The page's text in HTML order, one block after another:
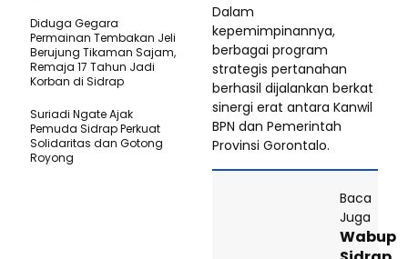
Dalam
kepemimpinannya,
berbagai program
strategis pertanahan
berhasil dijalankan berkat
sinergi erat antara Kanwil
BPN dan Pemerintah
Provinsi Gorontalo.
Baca
Juga
Wabup
Diduga Gegara
Permainan Tembakan Jeli
Berujung Tikaman Sajam,
Remaja 17 Tahun Jadi
Korban di Sidrap
Suriadi Ngate Ajak
Pemuda Sidrap Perkuat
Solidaritas dan Gotong
Royong